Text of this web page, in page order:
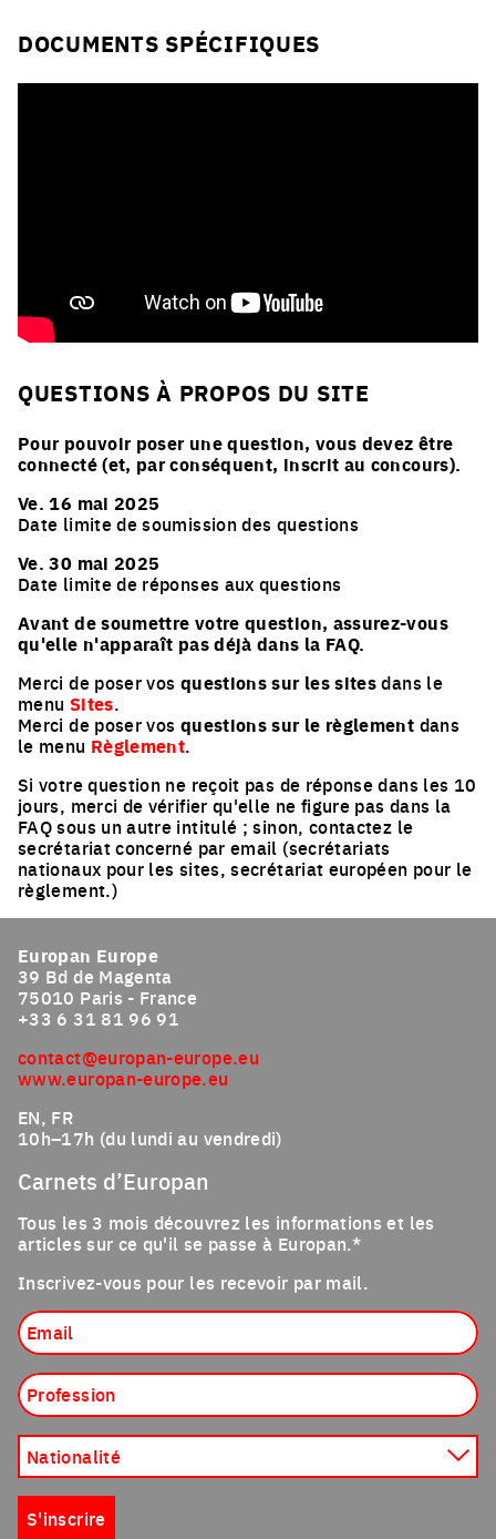
DOCUMENTS SPÉCIFIQUES
QUESTIONS À PROPOS DU SITE
Pour pouvoir poser une question, vous devez être
connecté (et, par conséquent, inscrit au concours).
Ve. 16 mai 2025
Date limite de soumission des questions
Ve. 30 mai 2025
Date limite de réponses aux questions
Avant de soumettre votre question, assurez-vous
qu'elle n'apparaît pas déjà dans la FAQ.
Merci de poser vos questions sur les sitesdans le
menu Sites.
Merci de poser vos questions sur le règlement dans
le menu Règlement.
Si votre question ne reçoit pas de réponse dans les 10
jours, merci de vérifier qu'elle ne figure pas dans la
FAQ sous un autre intitulé ; sinon, contactez le
secrétariat concerné par email (secrétariats
nationaux pour les sites, secrétariat européen pour le
règlement.)
Europan Europe
39 Bd de Magenta
75010 Paris - France
+33 6 31 81 96 91
contact@europan-europe.eu
www.europan-europe.eu
EN, FR
10h–17h (du lundi au vendredi)
Carnets d’Europan
Tous les 3 mois découvrez les informations et les
articles sur ce qu'il se passe à Europan.*
Inscrivez-vous pour les recevoir par mail.
Nationalité
S'inscrire